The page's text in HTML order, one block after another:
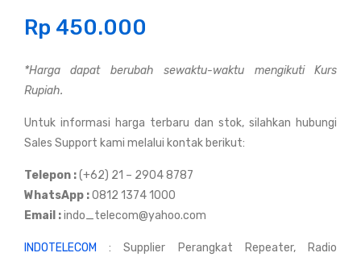
oph
Hyt
oph
Hyt
Rp 450.000
*Harga dapat berubah sewaktu-waktu mengikuti Kurs
Rupiah.
Untuk informasi harga terbaru dan stok, silahkan hubungi
Sales Support kami melalui kontak berikut:
Telepon :(+62) 21 – 2904 8787
WhatsApp :0812 1374 1000
Email :indo_telecom@yahoo.com
INDOTELECOM
: Supplier Perangkat Repeater, Radio